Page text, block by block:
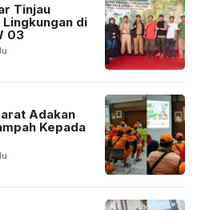
Tinjau
di
03
Adakan
Kepada